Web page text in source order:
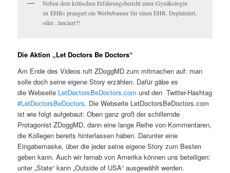
Neben dem kritischen Erfahrungsbericht einer Gynäkologin
zu EHRs prangert ein Werbebanner für einen EHR. Deplatziert,
oder ..lanciert?!
Die Aktion „Let Doctors Be Doctors“
Am Ende des Videos ruft ZDoggMD zum mitmachen auf: man
solle doch seine eigene Story erzählen. Dafür gäbe es
die Webseite LetDoctorsBeDoctors.com und den Twitter-Hashtag
#LetDoctorsBeDoctors. Die Webseite LetDoctorsBeDoctors.com
ist wie folgt aufgebaut: Oben ganz groß der schillernde
Protagonist ZDoggMD, dann eine lange Reihe von Kommentaren,
die Kollegen bereits hinterlassen haben. Darunter eine
Eingabemaske, über die jeder seine eigene Story zum Besten
geben kann. Auch wir fernab von Amerika können uns beteiligen:
unter „State“ kann „Outside of USA“ ausgewählt werden.